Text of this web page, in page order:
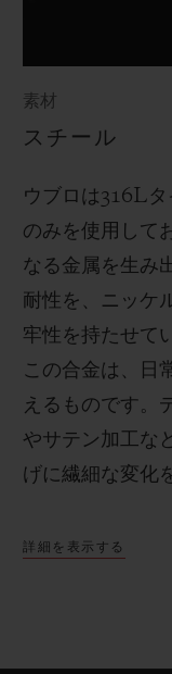
素材
スチール
ウブロは316L
のみを使用して
なる金属を生み
耐性を、ニッケ
牢性を持たせて
この合金は、日
えるものです。
やサテン加工な
げに繊細な変化
詳細を表示する